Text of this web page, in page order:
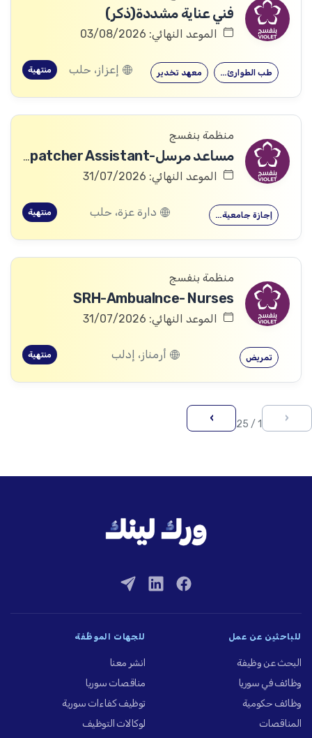
فني عناية مشددة(ذكر)
الموعد النهائي: 03/08/2026
معهد تخدير طب الطوارئ… إعزاز، حلب منتهية
منظمة بنفسج
مساعد مرسل-Dispatcher Assistant
الموعد النهائي: 31/07/2026
إجازة جامعية… دارة عزة، حلب منتهية
منظمة بنفسج
SRH-Ambualnce- Nurses
الموعد النهائي: 31/07/2026
تمريض أرمناز، إدلب منتهية
‹
1 / 25
›
للباحثين عن عمل
البحث عن وظيفة
وظائف في سوريا
وظائف حكومية
المناقصات
للجهات الموظِّفة
انشر معنا
مناقصات سوريا
توظيف كفاءات سورية
لوكالات التوظيف